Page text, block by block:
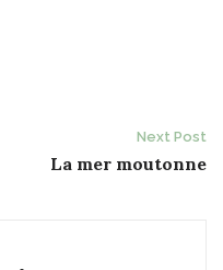
Next Post
La mer moutonne